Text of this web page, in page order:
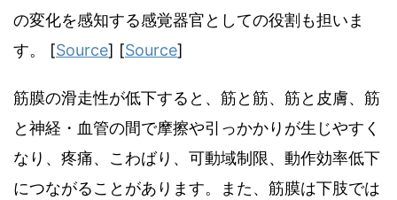
の変化を感知する感覚器官としての役割も担いま
す。 [Source] [Source]
筋膜の滑走性が低下すると、筋と筋、筋と皮膚、筋
と神経・血管の間で摩擦や引っかかりが生じやすく
なり、疼痛、こわばり、可動域制限、動作効率低下
につながることがあります。また、筋膜は下肢では